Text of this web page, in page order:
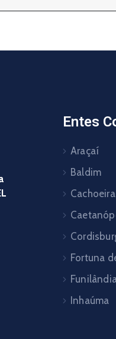
Entes
Araçaí
Baldim
Fortuna
Inhaúma